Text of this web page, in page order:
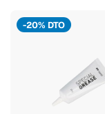
-20% DTO